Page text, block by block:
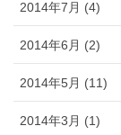
2014年7月 (4)
2014年6月 (2)
2014年5月 (11)
2014年3月 (1)